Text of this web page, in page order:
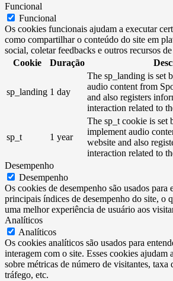
Funcional
Funcional
Os cookies funcionais ajudam a executar
como compartilhar o conteúdo do site em
social, coletar feedbacks e outros recursos
Cookie
Duração
sp_landing 1 day
The sp_landing is set
audio content from
and also registers
interaction related to
sp_t 1 year
The sp_t cookie is set
implement audio
website and also
interaction related to
Desempenho
Desempenho
Os cookies de desempenho são usados ​​para
principais índices de desempenho do site, o
uma melhor experiência de usuário aos
Analíticos
Analíticos
Os cookies analíticos são usados ​​para
interagem com o site. Esses cookies ajudam
sobre métricas de número de visitantes, taxa
tráfego, etc.